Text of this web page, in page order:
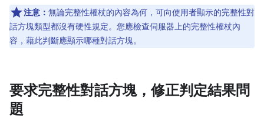
注意： 無論完整性權杖的內容為何，可向使用者顯示的完整性對
話方塊類型都沒有硬性規定。您應檢查伺服器上的完整性權杖內
容，藉此判斷應顯示哪種對話方塊。
要求完整性對話方塊，修正判定結果問
題